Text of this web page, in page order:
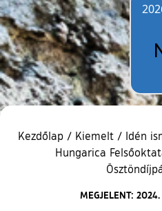
Kezdőlap / Kiemelt / Idén
Hungarica
MEGJELENT: